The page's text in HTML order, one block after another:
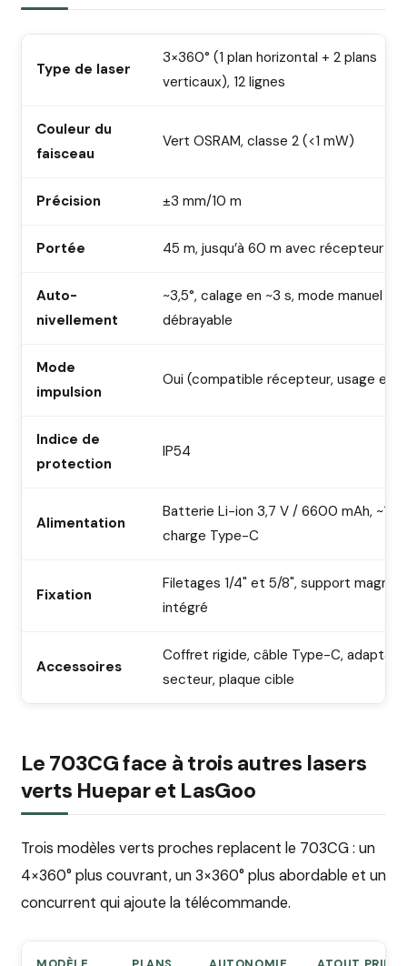
Type de laser
3×360° (1 plan horizontal + 2 plans
verticaux), 12 lignes
Couleur du
faisceau
Vert OSRAM, classe 2 (<1 mW)
Précision ±3 mm/10 m
Portée 45 m, jusqu’à 60 m avec récepteur
Auto-
nivellement
~3,5°, calage en ~3 s, mode manuel
débrayable
Mode
impulsion
Oui (compatible récepteur, usage
Indice de
protection
IP54
Alimentation
Batterie Li-ion 3,7 V / 6600 mAh, ~10
charge Type-C
Fixation
Filetages 1/4" et 5/8", support
intégré
Accessoires
Coffret rigide, câble Type-C,
secteur, plaque cible
Le 703CG face à trois autres lasers
verts Huepar et LasGoo
Trois modèles verts proches replacent le 703CG : un
4×360° plus couvrant, un 3×360° plus abordable et un
concurrent qui ajoute la télécommande.